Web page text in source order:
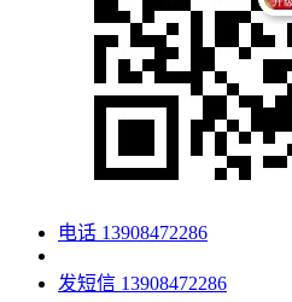
电话 13908472286
发短信 13908472286